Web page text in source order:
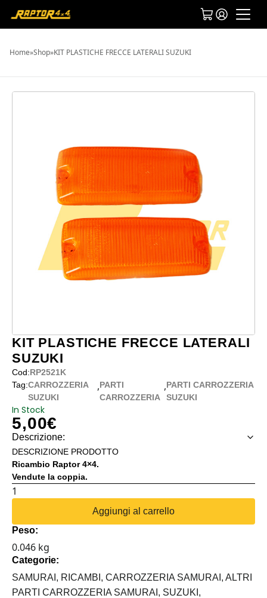
Home»Shop»KIT PLASTICHE FRECCE LATERALI SUZUKI
KIT PLASTICHE FRECCE LATERALI
SUZUKI
Cod:RP2521K
Tag:CARROZZERIA
SUZUKI
,PARTI
CARROZZERIA
,PARTI CARROZZERIA
SUZUKI
In Stock
5,00€
Descrizione:
DESCRIZIONE PRODOTTO
Ricambio Raptor 4×4.
Vendute la coppia.
KIT
LATERALI
SUZUKI
quantità
Aggiungi al carrello
Peso:
0.046 kg
Categorie:
SAMURAI, RICAMBI, CARROZZERIA SAMURAI, ALTRI
PARTI CARROZZERIA SAMURAI, SUZUKI,